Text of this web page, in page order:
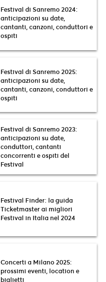
Festival di Sanremo 2024:
anticipazioni su date,
cantanti, canzoni, conduttori e
ospiti
Festival di Sanremo 2025:
anticipazioni su date,
cantanti, canzoni, conduttori e
ospiti
Festival di Sanremo 2023:
anticipazioni su date,
conduttori, cantanti
concorrenti e ospiti del
Festival
Festival Finder: la guida
Ticketmaster ai migliori
Festival in Italia nel 2024
Concerti a Milano 2025:
prossimi eventi, location e
biglietti